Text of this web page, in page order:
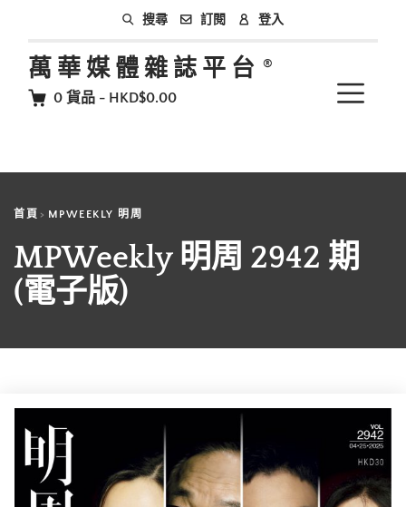
搜尋 訂閱 登入
萬華媒體雜誌平台
0 貨品 - HKD$0.00
首頁 MPWEEKLY 明周
MPWeekly 明周 2942 期
(電子版)